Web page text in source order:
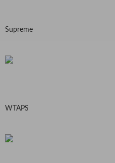
Supreme
WTAPS